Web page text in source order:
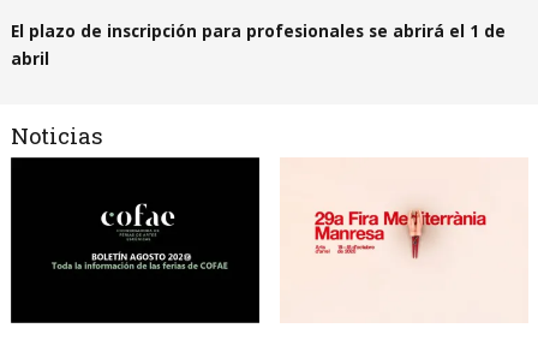
El plazo de inscripción para profesionales se abrirá el 1 de
abril
Noticias